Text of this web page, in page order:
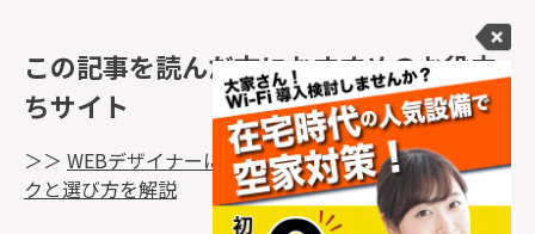
この記事を読んだ方におすすめのお役立
ちサイト
＞＞ WEBデザイナーにおすすめのパソコン6選｜スペッ
クと選び方を解説